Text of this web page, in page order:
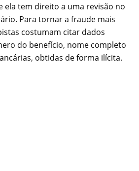
ela tem direito a uma revisão no
Para tornar a fraude mais
costumam citar dados
do benefício, nome completo
obtidas de forma ilícita.